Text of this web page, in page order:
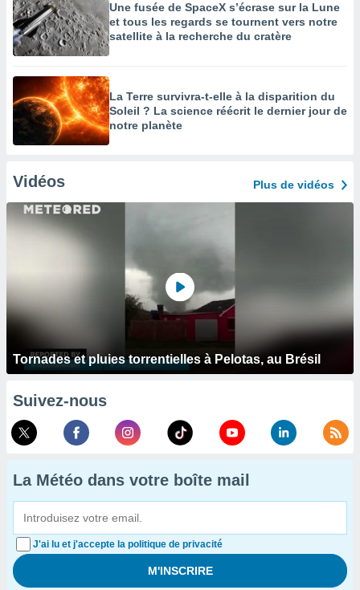
Une fusée de SpaceX s’écrase sur la Lune
et tous les regards se tournent vers notre
satellite à la recherche du cratère
La Terre survivra-t-elle à la disparition du
Soleil ? La science réécrit le dernier jour de
notre planète
Vidéos Plus de vidéos
Tornades et pluies torrentielles à Pelotas, au Brésil
Suivez-nous
La Météo dans votre boîte mail
J'ai lu et j'accepte la politique de privacité